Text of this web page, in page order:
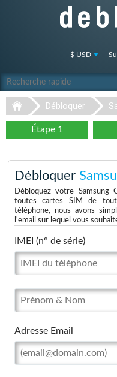
$ USD
Débloquer
Étape 1
Débloquer
Débloquez votre
toutes cartes SIM de
téléphone, nous avons
l'email sur lequel vous
IMEI (n° de série)
Adresse Email